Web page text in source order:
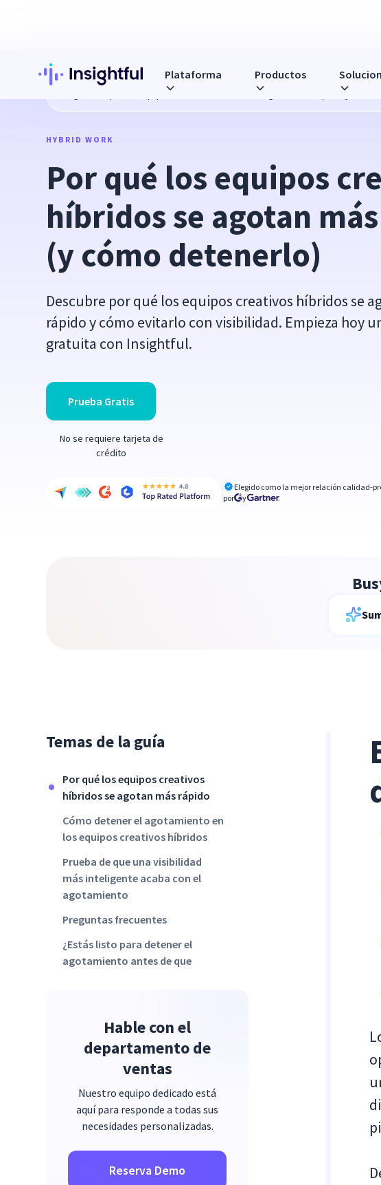
Plataforma Productos
Por qué los equipos creativos híbridos se agotan más rápido (y cómo
HYBRID WORK
Por qué los equipos
híbridos se agotan
(y cómo detenerlo)
Descubre por qué los equipos creativos híbridos se
rápido y cómo evitarlo con visibilidad. Empieza hoy
gratuita con Insightful.
Prueba Gratis
No se requiere tarjeta de
crédito
Elegido como la mejor relación calidad-
por
y
Temas de la guía
Por qué los equipos creativos
híbridos se agotan más rápido
Cómo detener el agotamiento en
los equipos creativos híbridos
Prueba de que una visibilidad
más inteligente acaba con el
agotamiento
Preguntas frecuentes
¿Estás listo para detener el
agotamiento antes de que
Hable con el
departamento de
ventas
Nuestro equipo dedicado está
aquí para responde a todas sus
necesidades personalizadas.
Reserva Demo